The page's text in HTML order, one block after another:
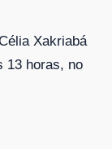
Xakriabá
13 horas, no